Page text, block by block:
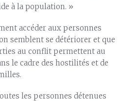
à la population. »
accéder aux personnes
semblent se détériorer et que
au conflit permettent au
le cadre des hostilités et de
les personnes détenues